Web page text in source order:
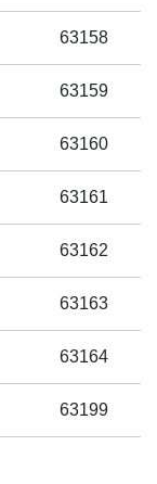
63158
63159
63160
63161
63162
63163
63164
63199